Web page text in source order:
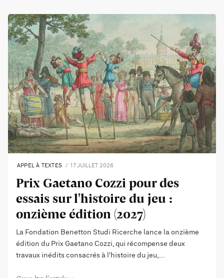
APPEL À TEXTES 17 JUILLET 2026
Prix Gaetano Cozzi pour des
essais sur l'histoire du jeu :
onzième édition (2027)
La Fondation Benetton Studi Ricerche lance la onzième
édition du Prix Gaetano Cozzi, qui récompense deux
travaux inédits consacrés à l'histoire du jeu,